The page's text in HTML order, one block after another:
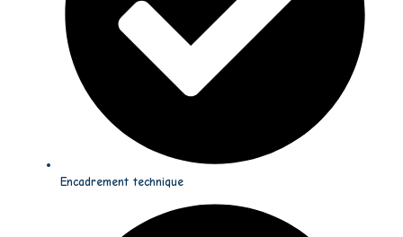
Encadrement technique